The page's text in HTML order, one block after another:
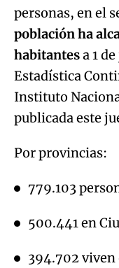
personas, en el
población ha
habitantesa 1
Estadística
Instituto
publicada este
Por provincias:
779.103
500.441 en
394.702 viven